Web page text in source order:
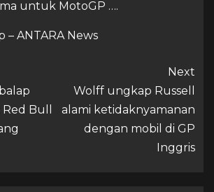
untuk MotoGP ….
– ANTARA News
Bull
Next
Wolff ungkap Russell
alami ketidaknyamanan
dengan mobil di GP
Inggris